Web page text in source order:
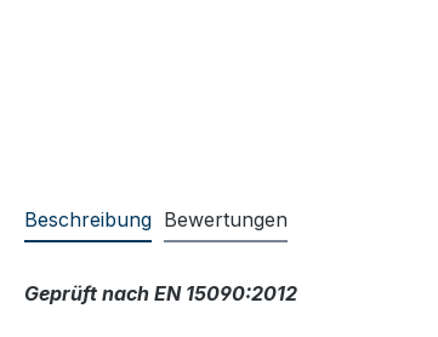
Beschreibung Bewertungen
Geprüft nach EN 15090:2012